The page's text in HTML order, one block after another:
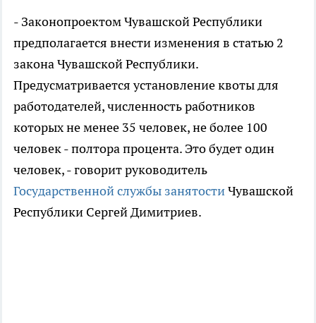
- Законопроектом Чувашской Республики
предполагается внести изменения в статью 2
закона Чувашской Республики.
Предусматривается установление квоты для
работодателей, численность работников
которых не менее 35 человек, не более 100
человек - полтора процента. Это будет один
человек, - говорит руководитель
Государственной службы занятостиЧувашской
Республики Сергей Димитриев.